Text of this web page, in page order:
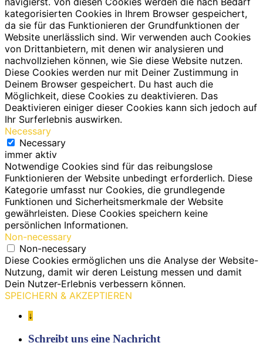
kategorisierten Cookies in Ihrem Browser gespeichert,
da sie für das Funktionieren der Grundfunktionen der
Website unerlässlich sind. Wir verwenden auch Cookies
von Drittanbietern, mit denen wir analysieren und
nachvollziehen können, wie Sie diese Website nutzen.
Diese Cookies werden nur mit Deiner Zustimmung in
Deinem Browser gespeichert. Du hast auch die
Möglichkeit, diese Cookies zu deaktivieren. Das
Deaktivieren einiger dieser Cookies kann sich jedoch auf
Ihr Surferlebnis auswirken.
Necessary
Necessary
immer aktiv
Notwendige Cookies sind für das reibungslose
Funktionieren der Website unbedingt erforderlich. Diese
Kategorie umfasst nur Cookies, die grundlegende
Funktionen und Sicherheitsmerkmale der Website
gewährleisten. Diese Cookies speichern keine
persönlichen Informationen.
Non-necessary
Non-necessary
Diese Cookies ermöglichen uns die Analyse der Website-
Nutzung, damit wir deren Leistung messen und damit
Dein Nutzer-Erlebnis verbessern können.
SPEICHERN & AKZEPTIEREN
↓
Schreibt uns eine Nachricht